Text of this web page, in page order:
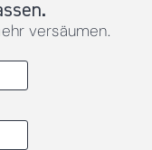
versäumen.